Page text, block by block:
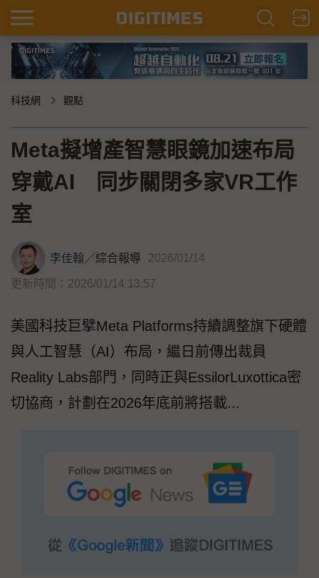
科技網 觀點
Meta擬增產智慧眼鏡加速布局
穿戴AI 同步關閉多家VR工作
室
李佳翰／綜合報導 2026/01/14
更新時間：2026/01/14 13:57
美國科技巨擘Meta Platforms持續調整旗下硬體
與人工智慧（AI）布局，繼日前傳出裁員
Reality Labs部門，同時正與EssilorLuxottica密
切協商，計劃在2026年底前將搭載...